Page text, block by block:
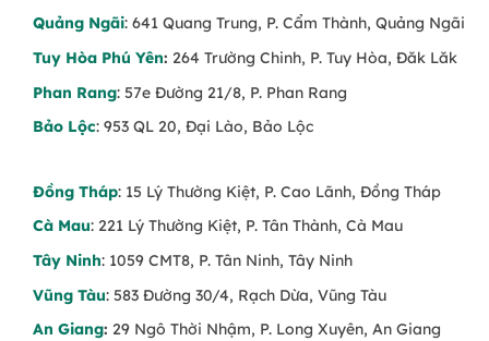
Quảng Ngãi: 641 Quang Trung, P. Cẩm Thành, Quảng Ngãi
Tuy Hòa Phú Yên: 264 Trường Chinh, P. Tuy Hòa, Đăk Lăk
Phan Rang: 57e Đường 21/8, P. Phan Rang
Bảo Lộc: 953 QL 20, Đại Lào, Bảo Lộc
Đồng Tháp: 15 Lý Thường Kiệt, P. Cao Lãnh, Đồng Tháp
Cà Mau: 221 Lý Thường Kiệt, P. Tân Thành, Cà Mau
Tây Ninh: 1059 CMT8, P. Tân Ninh, Tây Ninh
Vũng Tàu: 583 Đường 30/4, Rạch Dừa, Vũng Tàu
An Giang: 29 Ngô Thời Nhậm, P. Long Xuyên, An Giang